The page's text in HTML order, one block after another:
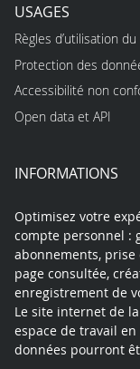
USAGES
Règles d’utilisation
Protection des
Accessibilité non
Open data et API
INFORMATIONS
Optimisez votre
compte personnel :
abonnements,
page consultée,
enregistrement de
Le site internet de
espace de travail
données pourront